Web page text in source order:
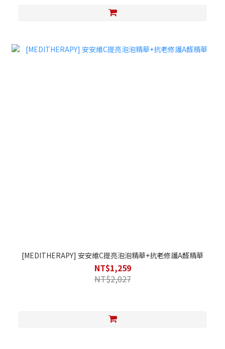
[MEDITHERAPY] 安安維C提亮泡泡精華+抗老修護A醛精華
NT$1,259
NT$2,027